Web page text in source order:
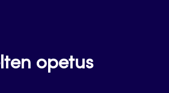
opetus